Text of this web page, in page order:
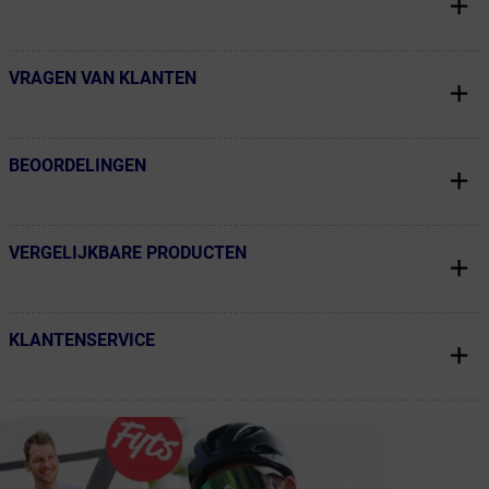
← Terug naar productnavigatie
VRAGEN VAN KLANTEN
← Terug naar productnavigatie
BEOORDELINGEN
← Terug naar productnavigatie
VERGELIJKBARE PRODUCTEN
← Terug naar productnavigatie
KLANTENSERVICE